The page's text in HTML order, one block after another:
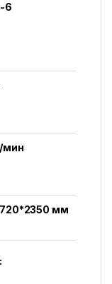
-6
мин
мм